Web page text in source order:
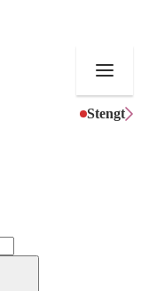
Stengt